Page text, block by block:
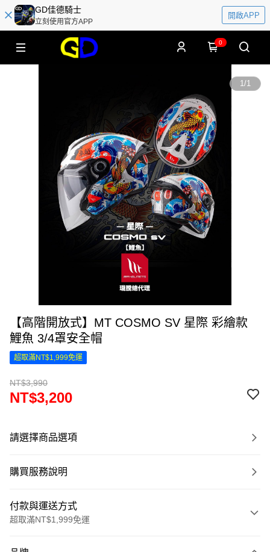
GD佳德騎士
立刻使用官方APP
開啟APP
0
1/1
【高階開放式】MT COSMO SV 星際 彩繪款
鯉魚 3/4罩安全帽
超取滿NT$1,999免運
NT$3,990
NT$3,200
請選擇商品選項
購買服務說明
付款與運送方式
超取滿NT$1,999免運